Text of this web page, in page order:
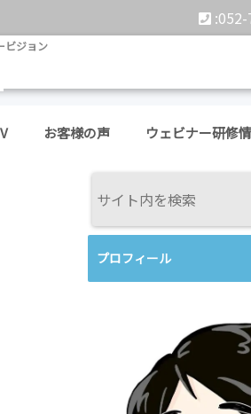
ビジョン
お客様の声 ウェビナー研修
プロフィール